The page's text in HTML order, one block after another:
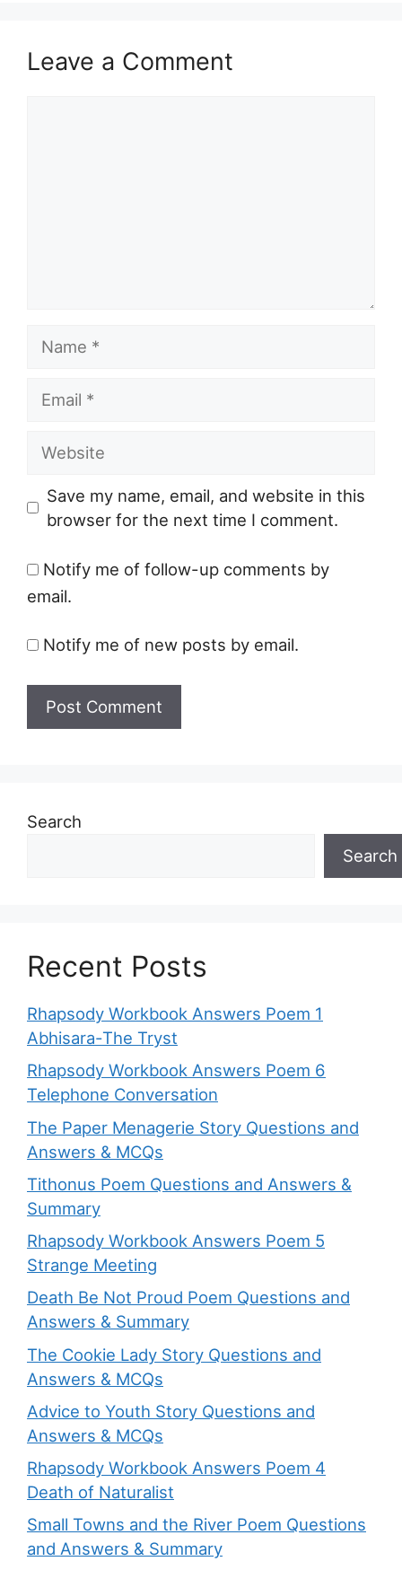
Leave a Comment
Name
Email
Website
Save my name, email, and website in this
browser for the next time I comment.
Notify me of follow-up comments by
email.
Notify me of new posts by email.
Search
Search
Recent Posts
Rhapsody Workbook Answers Poem 1
Abhisara-The Tryst
Rhapsody Workbook Answers Poem 6
Telephone Conversation
The Paper Menagerie Story Questions and
Answers & MCQs
Tithonus Poem Questions and Answers &
Summary
Rhapsody Workbook Answers Poem 5
Strange Meeting
Death Be Not Proud Poem Questions and
Answers & Summary
The Cookie Lady Story Questions and
Answers & MCQs
Advice to Youth Story Questions and
Answers & MCQs
Rhapsody Workbook Answers Poem 4
Death of Naturalist
Small Towns and the River Poem Questions
and Answers & Summary